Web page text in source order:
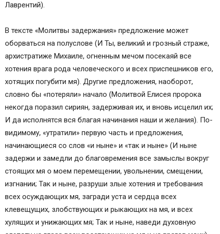
Лаврентий).
В тексте «Молитвы задержания» предложение может
оборваться на полуслове (И Ты, великий и грозный страже,
архистратиже Михаиле, огненным мечом посекаяй все
хотения врага рода человеческого и всех приспешников его,
хотящих погубити мя). Другие предложения, наоборот,
словно бы «потеряли» начало (Молитвой Елисея пророка
некогда поразил сириян, задерживая их, и вновь исцелил их;
И да исполнятся вся благая начинания наши и желания). По-
видимому, «утратили» первую часть и предложения,
начинающиеся со слов «и ныне» и «так и ныне» (И ныне
задержи и замедли до благовремения все замыслы вокруг
стоящих мя о моем перемещении, увольнении, смещении,
изгнании; Так и ныне, разруши злые хотения и требования
всех осуждающих мя, загради уста и сердца всех
клевещущих, злобствующих и рыкающих на мя, и всех
хулящих и унижающих мя; Так и ныне, наведи духовную